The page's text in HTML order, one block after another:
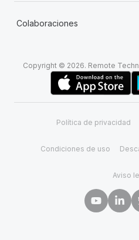
Colaboraciones
Copyright © 2026. Remote
Política de privacidad
Condiciones de uso
Aviso